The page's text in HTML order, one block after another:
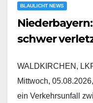
BLAULICHT NEWS
schwer
WALDKIRCHEN,
Mittwoch,
ein Verkehrsunfall